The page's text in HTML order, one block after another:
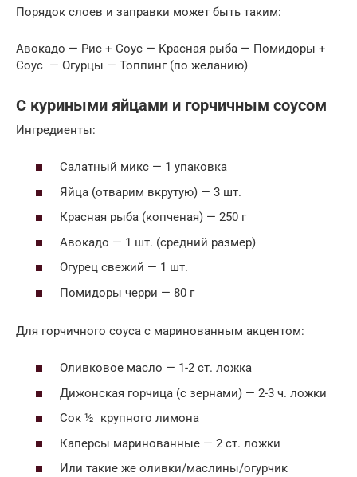
Порядок слоев и заправки может быть таким:
Авокадо — Рис + Соус — Красная рыба — Помидоры +
Соус — Огурцы — Топпинг (по желанию)
С куриными яйцами и горчичным соусом
Ингредиенты:
Салатный микс — 1 упаковка
Яйца (отварим вкрутую) — 3 шт.
Красная рыба (копченая) — 250 г
Авокадо — 1 шт. (средний размер)
Огурец свежий — 1 шт.
Помидоры черри — 80 г
Для горчичного соуса с маринованным акцентом:
Оливковое масло — 1-2 ст. ложка
Дижонская горчица (с зернами) — 2-3 ч. ложки
Сок ½ крупного лимона
Каперсы маринованные — 2 ст. ложки
Или такие же оливки/маслины/огурчик